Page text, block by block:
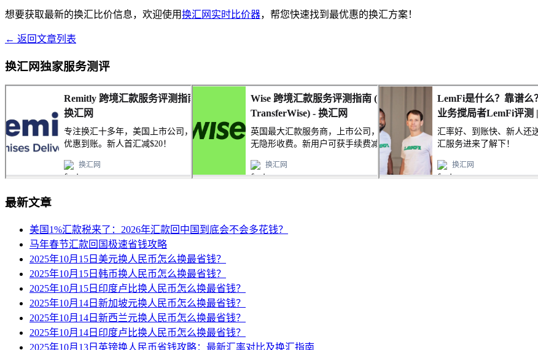
想要获取最新的换汇比价信息，欢迎使用换汇网实时比价器，帮您快速找到最优惠的换汇方案！
← 返回文章列表
换汇网独家服务测评
最新文章
美国1%汇款税来了：2026年汇款回中国到底会不会多花钱？
马年春节汇款回国极速省钱攻略
2025年10月15日美元换人民币怎么换最省钱？
2025年10月15日韩币换人民币怎么换最省钱？
2025年10月15日印度卢比换人民币怎么换最省钱？
2025年10月14日新加坡元换人民币怎么换最省钱？
2025年10月14日新西兰元换人民币怎么换最省钱？
2025年10月14日印度卢比换人民币怎么换最省钱？
2025年10月13日英镑换人民币省钱攻略：最新汇率对比及换汇指南